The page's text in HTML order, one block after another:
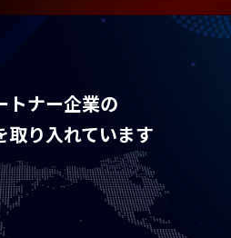
トナー企業の
取り入れています